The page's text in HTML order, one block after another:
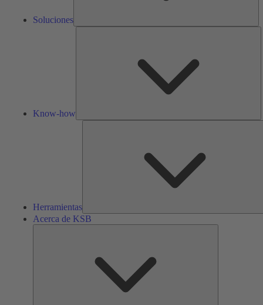
Soluciones
Know-how
Herramientas
Acerca de KSB